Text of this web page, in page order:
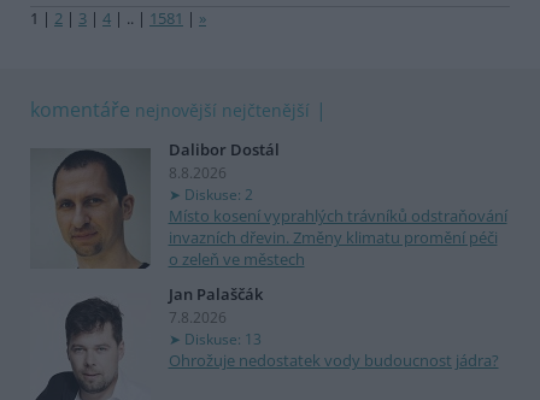
1 | 2 | 3 | 4 | .. | 1581 | »
komentáře nejnovější nejčtenější
Dalibor Dostál
8.8.2026
Diskuse: 2
Místo kosení vyprahlých trávníků odstraňování
invazních dřevin. Změny klimatu promění péči
o zeleň ve městech
Jan Palaščák
7.8.2026
Diskuse: 13
Ohrožuje nedostatek vody budoucnost jádra?